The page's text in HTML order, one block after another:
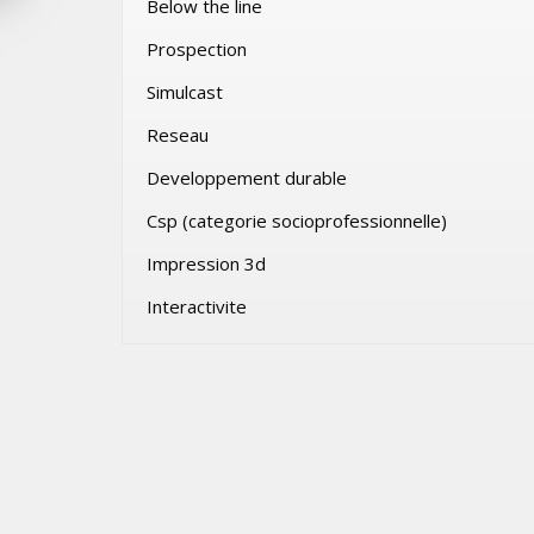
Below the line
Prospection
Simulcast
Reseau
Developpement durable
Csp (categorie socioprofessionnelle)
Impression 3d
Interactivite